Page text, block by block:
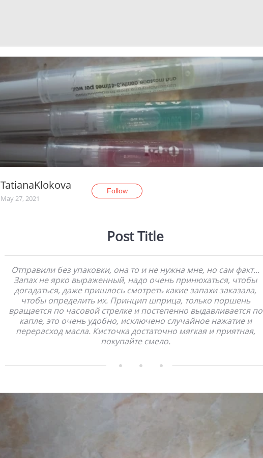
TatianaKlokova
May 27, 2021
Follow
Post Title
Отправили без упаковки, она то и не нужна мне, но сам факт...
Запах не ярко выраженный, надо очень принюхаться, чтобы
догадаться, даже пришлось смотреть какие запахи заказала,
чтобы определить их. Принцип шприца, только поршень
вращается по часовой стрелке и постепенно выдавливается по
капле, это очень удобно, исключено случайное нажатие и
перерасход масла. Кисточка достаточно мягкая и приятная,
покупайте смело.    